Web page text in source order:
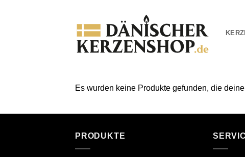
Es wurden keine Produkte gefunden, die
PRODUKTE